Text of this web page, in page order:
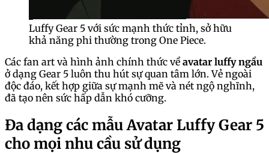
Luffy Gear 5 với sức mạnh thức tỉnh, sở hữu
khả năng phi thường trong One Piece.
Các fan art và hình ảnh chính thức vềavatar luffy ngầu
ở dạng Gear 5 luôn thu hút sự quan tâm lớn. Vẻ ngoài
độc đáo, kết hợp giữa sự mạnh mẽ và nét ngộ nghĩnh,
đã tạo nên sức hấp dẫn khó cưỡng.
Đa dạng các mẫu Avatar Luffy Gear 5
cho mọi nhu cầu sử dụng